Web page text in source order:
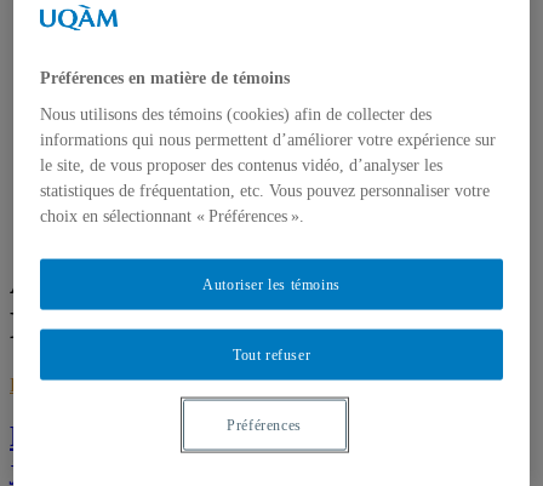
JOURNEES DE LA CULTURE
REVUE DE PRESSE
BERLIN-PRAGUE
Accueil
Niemeyer, Katharina
Auteur/autrice :Niemeyer,
Katharina
BERLIN,Histoire,Réflexionoctobre 17, 2019octobre 17, 2019
Prolongement expo – 1989-2019/ Berlin,
je me souviens – Berlin, ich denk an Dich
Préférences en matière de témoins
Nous utilisons des témoins (cookies) afin de collecter des
informations qui nous permettent d’améliorer votre expérience sur
le site, de vous proposer des contenus vidéo, d’analyser les
statistiques de fréquentation, etc. Vous pouvez personnaliser votre
choix en sélectionnant « Préférences ».
Tout refuser
Autoriser les témoins
Préférences